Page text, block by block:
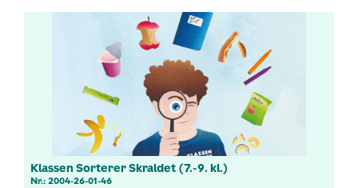
Klassen Sorterer Skraldet (7.-9. kl.)
Nr.: 2004-26-01-46